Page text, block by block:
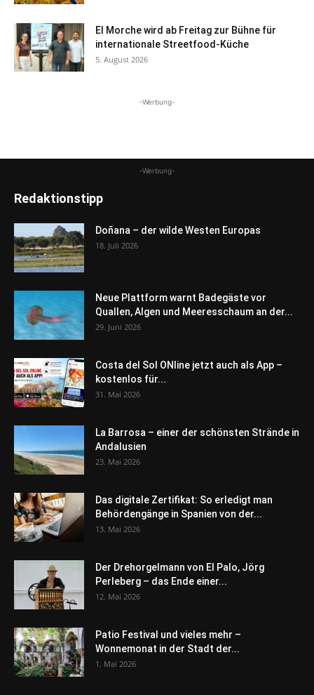
El Morche wird ab Freitag zur Bühne für
internationale Streetfood-Küche
5. August 2026
-Werbung-
-Werbung-
Redaktionstipp
Doñana – der wilde Westen Europas
18. Juli 2026
Neue Plattform warnt Badegäste vor
Quallen, Algen und Meeresschaum an der...
29. Juni 2026
Costa del Sol ONline jetzt auch als App –
kostenlos für...
31. Mai 2026
La Barrosa – einer der schönsten Strände in
Andalusien
23. Mai 2026
Das digitale Zertifikat: So erledigt man
Behördengänge in Spanien von der...
13. Mai 2026
Der Drehorgelmann von El Palo, Jörg
Perleberg – das Ende einer...
12. Mai 2026
Patio Festival und vieles mehr –
Wonnemonat in der Stadt der...
1. Mai 2026